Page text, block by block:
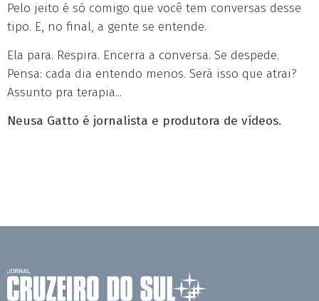
Pelo jeito é só comigo que você tem conversas desse
tipo. E, no final, a gente se entende.
Ela para. Respira. Encerra a conversa. Se despede.
Pensa: cada dia entendo menos. Será isso que atrai?
Assunto pra terapia...
Neusa Gatto é jornalista e produtora de vídeos.